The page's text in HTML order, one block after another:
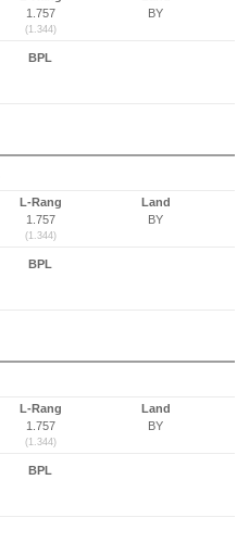
1.757
(1.344)
BY
BPL
L-Rang
1.757
(1.344)
Land
BY
BPL
L-Rang
1.757
(1.344)
Land
BY
BPL